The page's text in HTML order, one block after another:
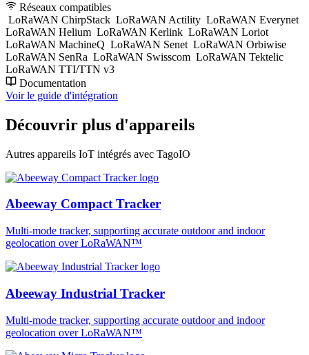
Réseaux compatibles
LoRaWAN ChirpStack LoRaWAN Actility LoRaWAN Everynet
LoRaWAN Helium LoRaWAN Kerlink LoRaWAN Loriot
LoRaWAN MachineQ LoRaWAN Senet LoRaWAN Orbiwise
LoRaWAN SenRa LoRaWAN Swisscom LoRaWAN Tektelic
LoRaWAN TTI/TTN v3
Documentation
Voir le guide d'intégration
Découvrir plus d'appareils
Autres appareils IoT intégrés avec TagoIO
Abeeway Compact Tracker
Multi-mode tracker, supporting accurate outdoor and indoor
geolocation over LoRaWAN™
Abeeway Industrial Tracker
Multi-mode tracker, supporting accurate outdoor and indoor
geolocation over LoRaWAN™